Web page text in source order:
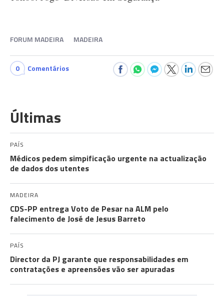
FORUM MADEIRA MADEIRA
0 Comentários
Últimas
PAÍS
Médicos pedem simpificação urgente na actualização
de dados dos utentes
MADEIRA
CDS-PP entrega Voto de Pesar na ALM pelo
falecimento de José de Jesus Barreto
PAÍS
Director da PJ garante que responsabilidades em
contratações e apreensões vão ser apuradas